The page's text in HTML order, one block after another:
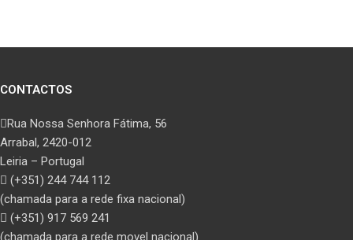
CONTACTOS
Rua Nossa Senhora Fátima, 56
Arrabal, 2420-012
Leiria – Portugal
(+351) 244 744 112
(chamada para a rede fixa nacional)
(+351) 917 569 241
(chamada para a rede movel nacional)